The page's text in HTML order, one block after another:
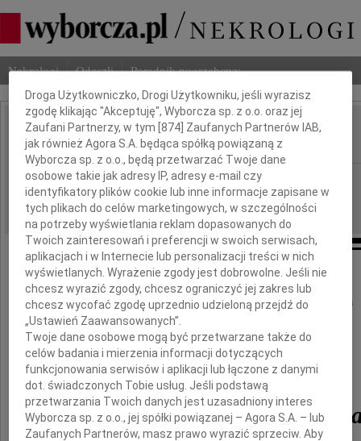
Nekrologi Odeszli Poradnik pogrzebowy
IMIĘ I NAZWISKO: Beata Szepietowska
REGION: Warszawa
DATA EMISJI: 17.10.2025
13 października 2025 roku
odeszła Moja Droga Przyjaciółka
Beata
Dbamy o Twoją prywatność
Droga Użytkowniczko, Drogi Użytkowniku, jeśli wyrazisz
zgodę klikając "Akceptuję", Wyborcza sp. z o.o. oraz jej
Zaufani Partnerzy, w tym [874 ] Zaufanych Partnerów IAB,
jak również Agora S.A. będąca spółką powiązaną z
Wyborcza sp. z o.o., będą przetwarzać Twoje dane
osobowe takie jak adresy IP, adresy e-mail czy
identyfikatory plików cookie lub inne informacje zapisane w
tych plikach do celów marketingowych, w szczególności
na potrzeby wyświetlania reklam dopasowanych do
Twoich zainteresowań i preferencji w swoich serwisach,
aplikacjach i w Internecie lub personalizacji treści w nich
wyświetlanych. Wyrażenie zgody jest dobrowolne. Jeśli nie
chcesz wyrazić zgody, chcesz ograniczyć jej zakres lub
chcesz wycofać zgodę uprzednio udzieloną przejdź do
„Ustawień Zaawansowanych”.
Twoje dane osobowe mogą być przetwarzane także do
celów badania i mierzenia informacji dotyczących
funkcjonowania serwisów i aplikacji lub łączone z danymi
dot. świadczonych Tobie usług. Jeśli podstawą
przetwarzania Twoich danych jest uzasadniony interes
Wyborcza sp. z o.o., jej spółki powiązanej – Agora S.A. – lub
Zaufanych Partnerów, masz prawo wyrazić sprzeciw. Aby